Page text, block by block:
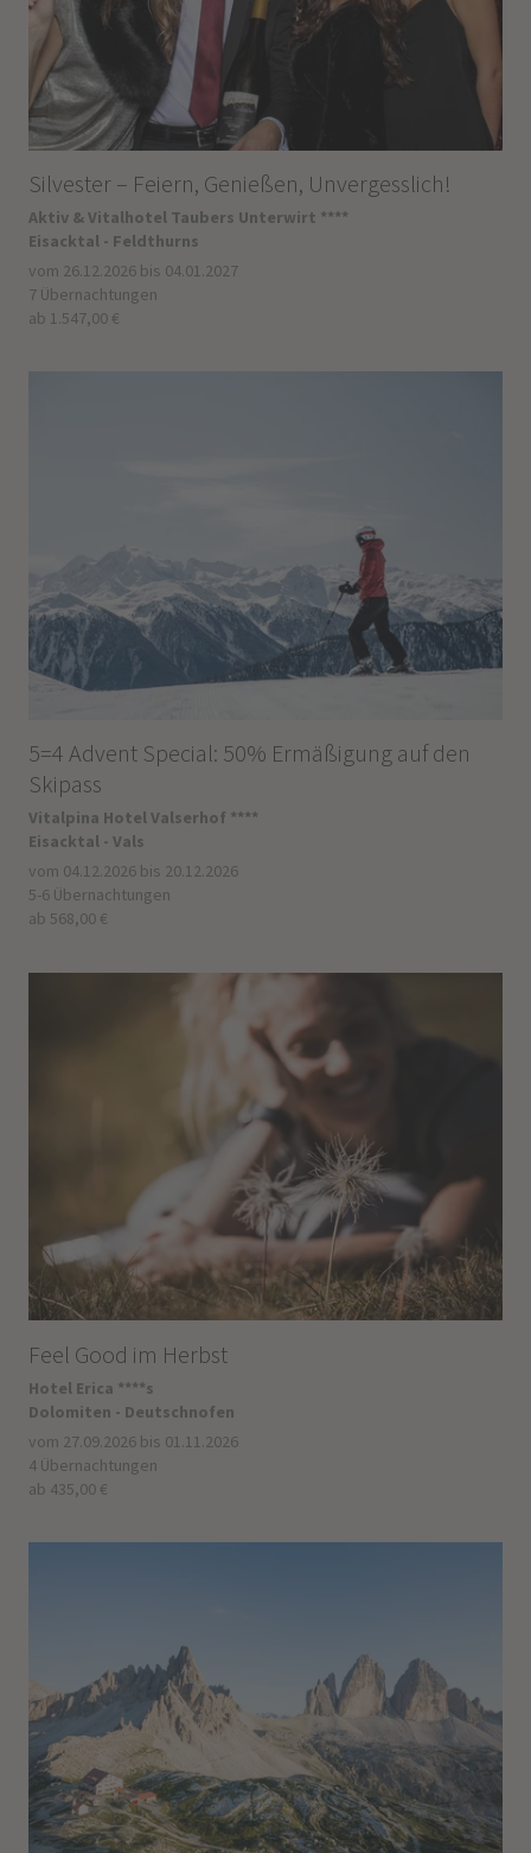
Silvester – Feiern, Genießen, Unvergesslich!
Aktiv & Vitalhotel Taubers Unterwirt ****
Eisacktal - Feldthurns
vom 26.12.2026 bis 04.01.2027
7 Übernachtungen
ab 1.547,00 €
5=4 Advent Special: 50% Ermäßigung auf den
Skipass
Vitalpina Hotel Valserhof ****
Eisacktal - Vals
vom 04.12.2026 bis 20.12.2026
5-6 Übernachtungen
ab 568,00 €
Feel Good im Herbst
Hotel Erica ****s
Dolomiten - Deutschnofen
vom 27.09.2026 bis 01.11.2026
4 Übernachtungen
ab 435,00 €